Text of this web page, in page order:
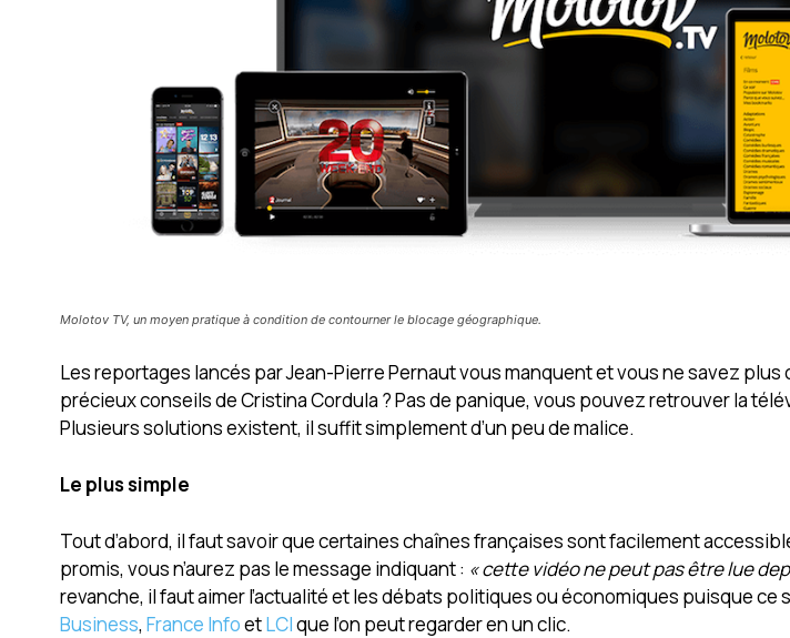
Molotov TV, un moyen pratique à condition de contourner le blocage géographique.
Les reportages lancés par Jean-Pierre Pernaut vous manquent et vous ne savez
précieux conseils de Cristina Cordula ? Pas de panique, vous pouvez retrouver la
Plusieurs solutions existent, il suffit simplement d’un peu de malice.
Le plus simple
Tout d’abord, il faut savoir que certaines chaînes françaises sont facilement
promis, vous n’aurez pas le message indiquant : « cette vidéo ne peut pas être lue
revanche, il faut aimer l’actualité et les débats politiques ou économiques puisque ce
Business, France InfoetLCIque l’on peut regarder en un clic.